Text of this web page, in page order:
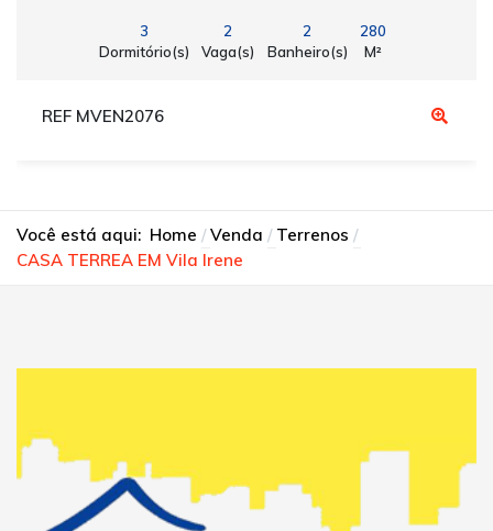
3
Dormitório(s)
2
Vaga(s)
2
Banheiro(s)
280
M²
REF MVEN2076
Você está aqui: Home Venda
Terrenos
CASA TERREA EM Vila Irene